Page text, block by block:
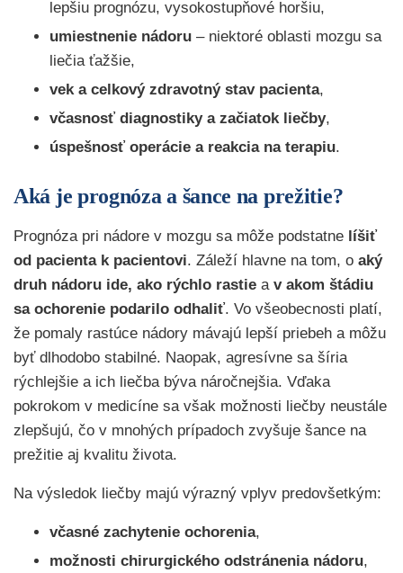
lepšiu prognózu, vysokostupňové horšiu,
umiestnenie nádoru – niektoré oblasti mozgu sa
liečia ťažšie,
vek a celkový zdravotný stav pacienta,
včasnosť diagnostiky a začiatok liečby,
úspešnosť operácie a reakcia na terapiu.
Aká je prognóza a šance na prežitie?
Prognóza pri nádore v mozgu sa môže podstatne líšiť
od pacienta k pacientovi. Záleží hlavne na tom, o aký
druh nádoru ide, ako rýchlo rastie a v akom štádiu
sa ochorenie podarilo odhaliť. Vo všeobecnosti platí,
že pomaly rastúce nádory mávajú lepší priebeh a môžu
byť dlhodobo stabilné. Naopak, agresívne sa šíria
rýchlejšie a ich liečba býva náročnejšia. Vďaka
pokrokom v medicíne sa však možnosti liečby neustále
zlepšujú, čo v mnohých prípadoch zvyšuje šance na
prežitie aj kvalitu života.
Na výsledok liečby majú výrazný vplyv predovšetkým:
včasné zachytenie ochorenia,
možnosti chirurgického odstránenia nádoru,